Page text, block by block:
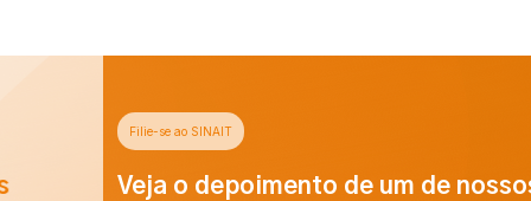
Filie-se ao SINAIT
Veja o depoimento de um de nossos